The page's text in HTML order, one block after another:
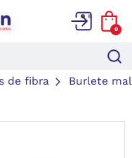
0
de fibra Burlete